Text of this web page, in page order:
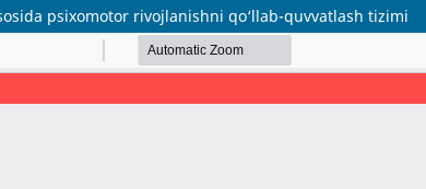
psixomotor rivojlanishni qo‘llab-quvvatlash tizimi